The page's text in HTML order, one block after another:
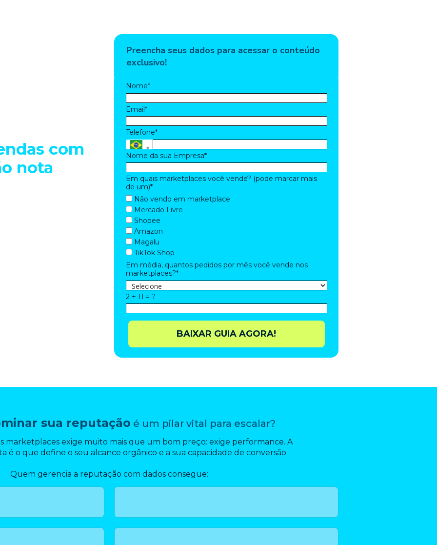
com
nota
Preencha seus dados para acessar o conteúdo
exclusivo!
Nome*
Email*
Telefone*
Nome da sua Empresa*
Em quais marketplaces você vende? (pode marcar mais
de um)*
Não vendo em marketplace
Mercado Livre
Shopee
Amazon
Magalu
TikTok Shop
Em média, quantos pedidos por mês você vende nos
marketplaces?*
2 + 11 = ?
BAIXAR GUIA AGORA!
sua reputação é um pilar vital para escalar?
marketplaces exige muito mais que um bom preço: exige performance. A
é o que define o seu alcance orgânico e a sua capacidade de conversão.
Quem gerencia a reputação com dados consegue: